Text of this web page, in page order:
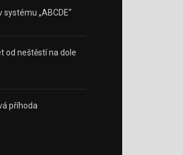
systému „ABCDE“
od neštěstí na dole
příhoda